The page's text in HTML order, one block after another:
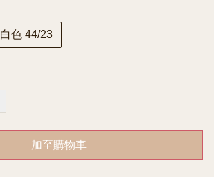
白色 44/23
加至購物車